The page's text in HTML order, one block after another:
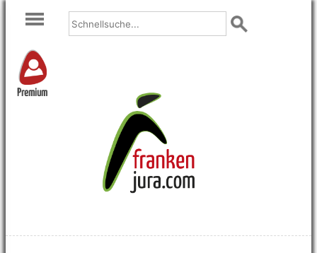
Premium